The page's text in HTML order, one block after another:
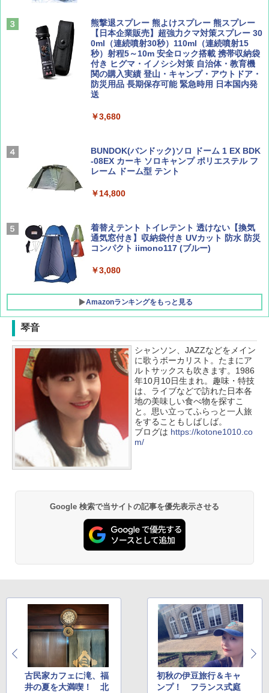
￥1,540
Coyote No.89 特集 星野道夫 夢見る旅
AIRLINE（エアライン）2026年9月号【特
集】ボーイング110周年を祝して！
￥1,760
球の歩き方A ヨーロッパ
￥2,479
地球の歩き方 スター・ウォーズ
A26 地球の歩き方 チェコ ポーランド スロヴ
ァキア 2026～2027 地球の歩き方A ヨーロッ
￥4,980
ENDLESS BASE 《めざましテレビで紹介》
テント ワンタッチ RENEW 幅200 2-3人用 43
500002(88859)
￥5,999
ーティング フルクローズ メッシュ 3-4人用
簡単設置 ポップアップテント エクルベージ
ュ(BC仕様) PATC-150B(EB)
￥9,990
[キャンパーズコレクション 山善] 傘みたいに
広げるだけ パッとサッとテント キューブワ
イド ブラックコーティング フルクローズ メ
ATCW-150B エクルベージュ
熊撃退スプレー 熊よけスプレー 熊スプレー
【日本企業販売】超強力クマ対策スプレー 30
0ml（連続噴射30秒）110ml（連続噴射15
秒）射程5～10m 安全ロック搭載 携帯収納袋
付き ヒグマ・イノシシ対策 自治体・教育機
関の購入実績 登山・キャンプ・アウトドア・
防災用品 長期保存可能 緊急時用 日本国内発
送
￥3,680
BUNDOK(バンドック)ソロ ドーム 1 EX BDK
-08EX カーキ ソロキャンプ ポリエステル フ
レーム ドーム型 テント
￥14,800
着替えテント トイレテント 透けない【換気
通気窓付き】収納袋付き UVカット 防水 防災
コンパクト iimono117 (ブルー)
￥3,080
Amazonランキングをもっと見る
琴音
シャンソン、JAZZなどをメイン
に歌うボーカリスト。たまにア
ルトサックスも吹きます。1986
年10月10日生まれ。趣味・特技
は、ライブなどで訪れた日本各
地の美味しい食べ物を探すこ
と。思い立ってふらっと一人旅
をすることもしばしば。
ブログは https://kotone1010.co
m/
Google 検索で当サイトの記事を優先表示させる
古民家カフェに滝、福
井の夏を大満喫！ 北
初秋の伊豆旅行＆キャ
ンプ！ フランス式庭